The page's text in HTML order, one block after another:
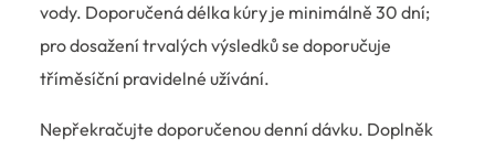
vody. Doporučená délka kúry je minimálně 30 dní;
pro dosažení trvalých výsledků se doporučuje
tříměsíční pravidelné užívání.
Nepřekračujte doporučenou denní dávku. Doplněk